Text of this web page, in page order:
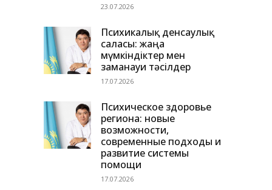
23.07.2026
Психикалық денсаулық
саласы: жаңа
мүмкіндіктер мен
заманауи тәсілдер
17.07.2026
Психическое здоровье
региона: новые
возможности,
современные подходы и
развитие системы
помощи
17.07.2026